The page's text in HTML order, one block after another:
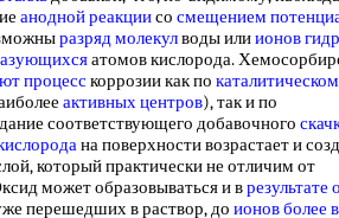
анодной реакциисо смещением
разряд молекулводы илиионов
атомов кислорода.
процесскоррозии как по
активных центров), так и по
соответствующего добавочного
на поверхности возрастает и
который практически не отличим от
может образовываться и врезультате
перешедших в раствор, до ионов более